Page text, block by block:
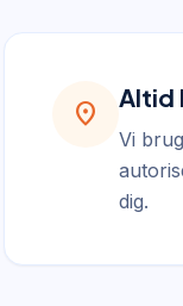
location_on
Altid
Vi
dig.